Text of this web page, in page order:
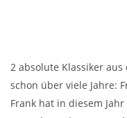
2 absolute Klassiker
schon über viele Jahre:
Frank hat in diesem